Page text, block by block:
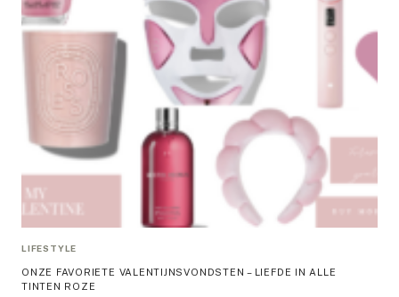
LIFESTYLE
ONZE FAVORIETE VALENTIJNSVONDSTEN – LIEFDE IN ALLE
TINTEN ROZE